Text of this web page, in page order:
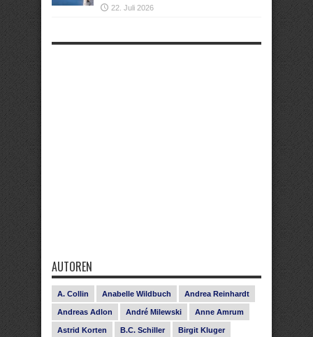
22. Juli 2026
AUTOREN
A. Collin Anabelle Wildbuch Andrea Reinhardt
Andreas Adlon André Milewski Anne Amrum
Astrid Korten B.C. Schiller Birgit Kluger